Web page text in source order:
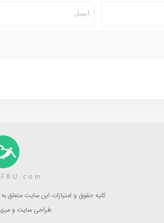
کلیه حقوق و امتیازات این سایت متعلق
طراحی سایت و